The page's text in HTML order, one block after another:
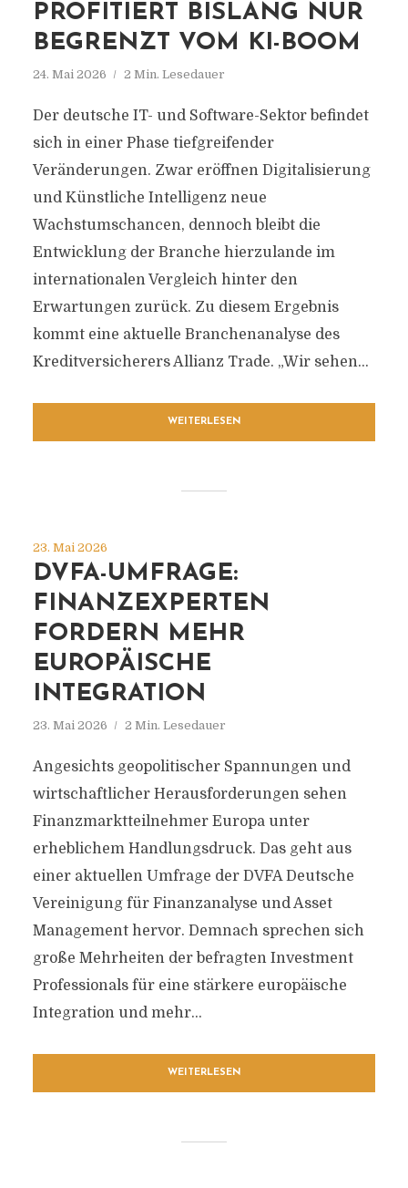
PROFITIERT BISLANG NUR
BEGRENZT VOM KI-BOOM
24. Mai 2026 2 Min. Lesedauer
Der deutsche IT- und Software-Sektor befindet
sich in einer Phase tiefgreifender
Veränderungen. Zwar eröffnen Digitalisierung
und Künstliche Intelligenz neue
Wachstumschancen, dennoch bleibt die
Entwicklung der Branche hierzulande im
internationalen Vergleich hinter den
Erwartungen zurück. Zu diesem Ergebnis
kommt eine aktuelle Branchenanalyse des
Kreditversicherers Allianz Trade. „Wir sehen...
WEITERLESEN
23. Mai 2026
DVFA-UMFRAGE:
FINANZEXPERTEN
FORDERN MEHR
EUROPÄISCHE
INTEGRATION
23. Mai 2026 2 Min. Lesedauer
Angesichts geopolitischer Spannungen und
wirtschaftlicher Herausforderungen sehen
Finanzmarktteilnehmer Europa unter
erheblichem Handlungsdruck. Das geht aus
einer aktuellen Umfrage der DVFA Deutsche
Vereinigung für Finanzanalyse und Asset
Management hervor. Demnach sprechen sich
große Mehrheiten der befragten Investment
Professionals für eine stärkere europäische
Integration und mehr...
WEITERLESEN